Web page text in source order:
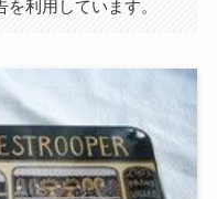
利用しています。